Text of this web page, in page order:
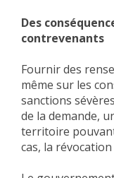
Des
contrevenants
Fournir des
même sur les
sanctions
de la demande,
territoire
cas, la